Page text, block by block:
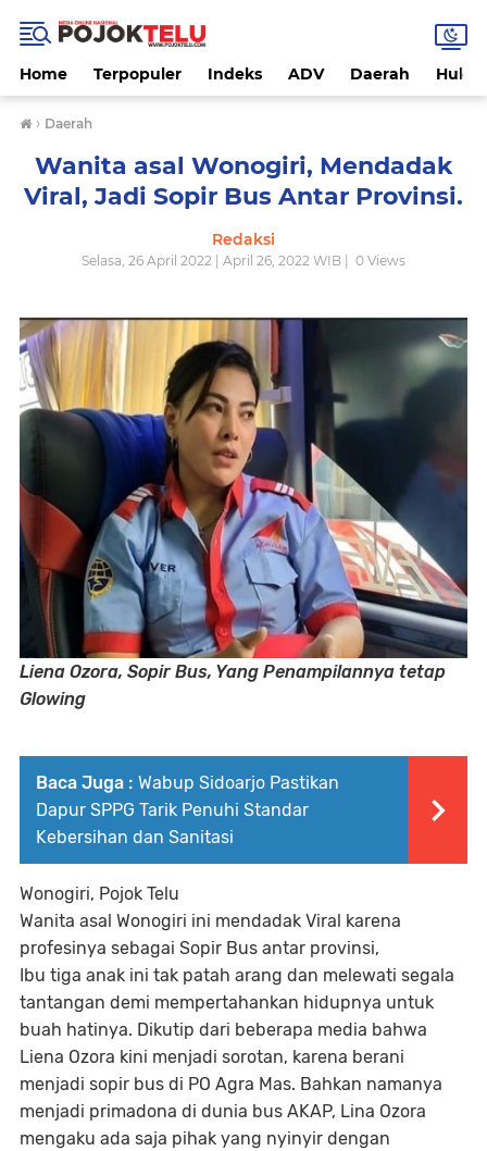
Home Terpopuler Indeks ADV Daerah
› Daerah
Wanita asal Wonogiri, Mendadak
Viral, Jadi Sopir Bus Antar Provinsi.
Redaksi
Selasa, 26 April 2022 | April 26, 2022 WIB | 0 Views
Liena Ozora, Sopir Bus, Yang Penampilannya tetap
Glowing
Baca Juga : Wabup Sidoarjo Pastikan
Dapur SPPG Tarik Penuhi Standar
Kebersihan dan Sanitasi
Wonogiri, Pojok Telu
Wanita asal Wonogiri ini mendadak Viral karena
profesinya sebagai Sopir Bus antar provinsi,
Ibu tiga anak ini tak patah arang dan melewati segala
tantangan demi mempertahankan hidupnya untuk
buah hatinya. Dikutip dari beberapa media bahwa
Liena Ozora kini menjadi sorotan, karena berani
menjadi sopir bus di PO Agra Mas. Bahkan namanya
menjadi primadona di dunia bus AKAP, Lina Ozora
mengaku ada saja pihak yang nyinyir dengan